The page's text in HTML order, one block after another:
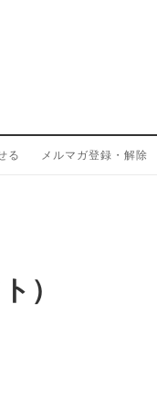
る メルマガ登録・解除
）